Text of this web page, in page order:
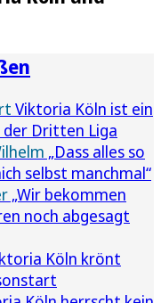
Viktoria Köln ist ein
Dritten Liga
„Dass alles so
selbst manchmal“
„Wir bekommen
noch abgesagt
Köln krönt